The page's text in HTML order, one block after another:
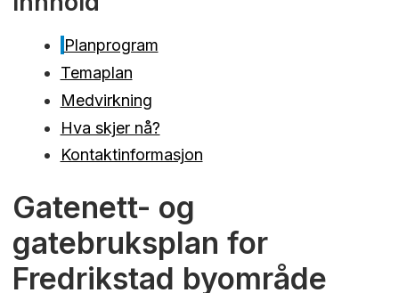
Planprogram
Temaplan
Medvirkning
Hva skjer nå?
Kontaktinformasjon
Gatenett- og
gatebruksplan for
Fredrikstad byområde